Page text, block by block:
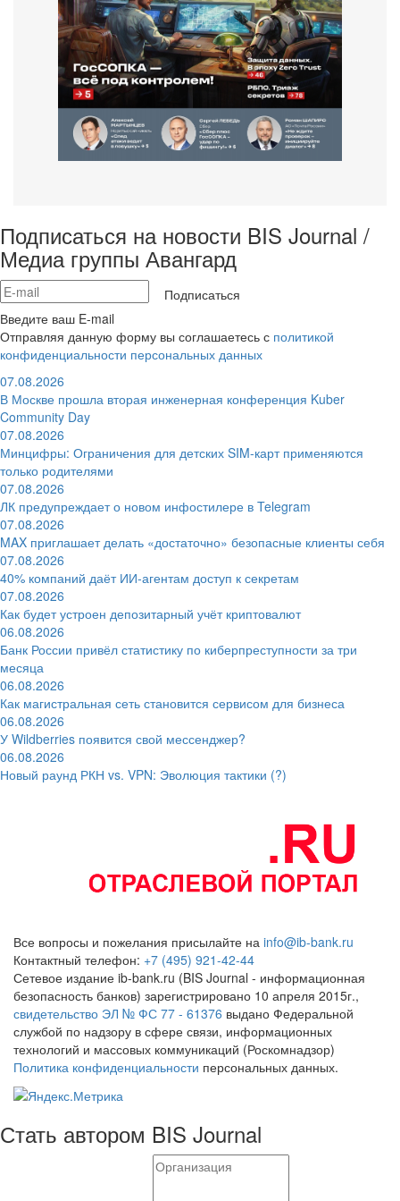
Подписаться на новости BIS Journal /
Медиа группы Авангард
Подписаться
Введите ваш E-mail
Отправляя данную форму вы соглашаетесь с политикой
конфиденциальности персональных данных
07.08.2026
В Москве прошла вторая инженерная конференция Kuber
Community Day
07.08.2026
Минцифры: Ограничения для детских SIM-карт применяются
только родителями
07.08.2026
ЛК предупреждает о новом инфостилере в Telegram
07.08.2026
MAX приглашает делать «достаточно» безопасные клиенты себя
07.08.2026
40% компаний даёт ИИ‑агентам доступ к секретам
07.08.2026
Как будет устроен депозитарный учёт криптовалют
06.08.2026
Банк России привёл статистику по киберпреступности за три
месяца
06.08.2026
Как магистральная сеть становится сервисом для бизнеса
06.08.2026
У Wildberries появится свой мессенджер?
06.08.2026
Новый раунд РКН vs. VPN: Эволюция тактики (?)
Все вопросы и пожелания присылайте на info@ib-bank.ru
Контактный телефон: +7 (495) 921-42-44
Сетевое издание ib-bank.ru (BIS Journal - информационная
безопасность банков) зарегистрировано 10 апреля 2015г.,
свидетельство ЭЛ № ФС 77 - 61376 выдано Федеральной
службой по надзору в сфере связи, информационных
технологий и массовых коммуникаций (Роскомнадзор)
Политика конфиденциальности персональных данных.
Стать автором BIS Journal